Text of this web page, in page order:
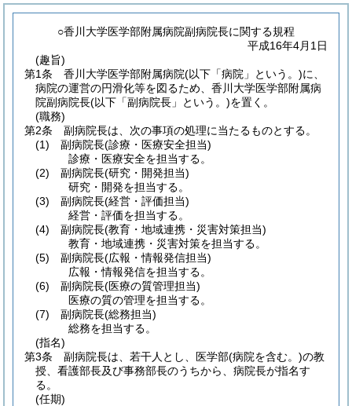
○香川大学医学部附属病院副病院長に関する規程
平成16年4月1日
(趣旨)
第1条
香川大学医学部附属病院(以下「病院」という。)に、
病院の運営の円滑化等を図るため、香川大学医学部附属病
院副病院長(以下「副病院長」という。)を置く。
(職務)
第2条
副病院長は、次の事項の処理に当たるものとする。
(1)
副病院長(診療・医療安全担当)
診療・医療安全を担当する。
(2)
副病院長(研究・開発担当)
研究・開発を担当する。
(3)
副病院長(経営・評価担当)
経営・評価を担当する。
(4)
副病院長(教育・地域連携・災害対策担当)
教育・地域連携・災害対策を担当する。
(5)
副病院長(広報・情報発信担当)
広報・情報発信を担当する。
(6)
副病院長(医療の質管理担当)
医療の質の管理を担当する。
(7)
副病院長(総務担当)
総務を担当する。
(指名)
第3条
副病院長は、若干人とし、医学部(病院を含む。)の教
授、看護部長及び事務部長のうちから、病院長が指名す
る。
(任期)